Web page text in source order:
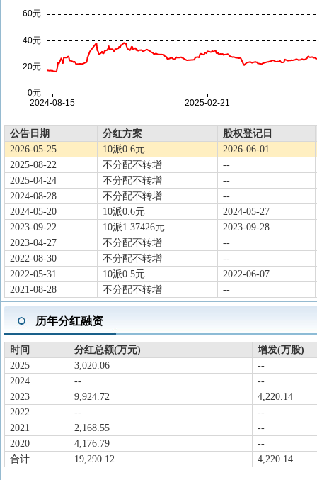
公告日期 分红方案
股权登记日
2026-05-25
10派0.6元
2026-06-01
2025-08-22
不分配不转增
--
2025-04-24
不分配不转增
--
2024-08-28
不分配不转增
--
2024-05-20
10派0.6元
2024-05-27
2023-09-22
10派1.37426元
2023-09-28
2023-04-27
不分配不转增
--
2022-08-30
不分配不转增
--
2022-05-31
10派0.5元
2022-06-07
2021-08-28
不分配不转增 --
历年分红融资
时间 分红总额(万元)
增发(万股)
2025
3,020.06
--
2024
--
--
2023
9,924.72
4,220.14
2022
--
--
2021
2,168.55
--
2020
4,176.79
--
合计
19,290.12 4,220.14